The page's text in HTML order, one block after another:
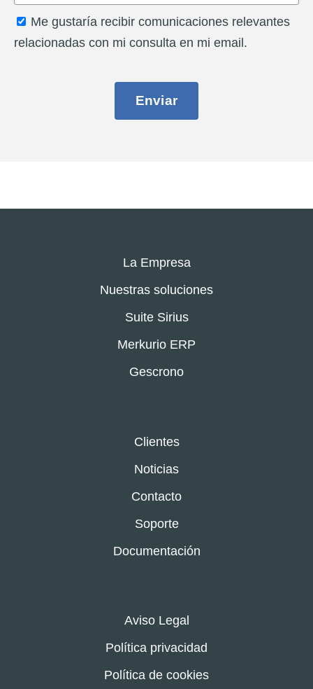
Me gustaría recibir comunicaciones relevantes
relacionadas con mi consulta en mi email.
Enviar
La Empresa
Nuestras soluciones
Suite Sirius
Merkurio ERP
Gescrono
Clientes
Noticias
Contacto
Soporte
Documentación
Aviso Legal
Política privacidad
Política de cookies